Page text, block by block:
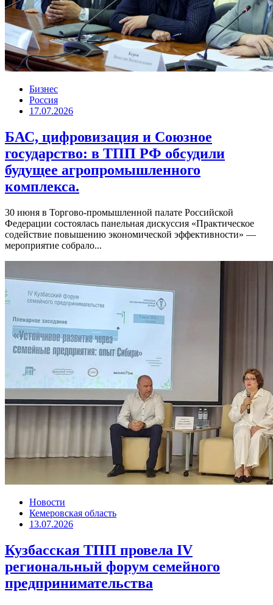
Бизнес
Россия
17.07.2026
БАС, цифровизация и Союзное
государство: в ТПП РФ обсудили
будущее агропромышленного
комплекса.
30 июня в Торгово-промышленной палате Российской
Федерации состоялась панельная дискуссия «Практическое
содействие повышению экономической эффективности» —
мероприятие собрало...
Новости
Кемеровская область
13.07.2026
Кузбасская ТПП провела IV
региональный форум семейного
предпринимательства